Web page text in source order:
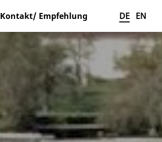
Kontakt/ Empfehlung DE EN